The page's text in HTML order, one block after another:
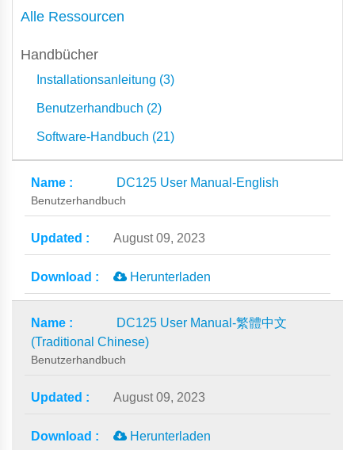
Alle Ressourcen
Handbücher
Installationsanleitung (3)
Benutzerhandbuch (2)
Software-Handbuch (21)
DC125 User Manual-English
Benutzerhandbuch
August 09, 2023
Herunterladen
DC125 User Manual-繁體中文
(Traditional Chinese)
Benutzerhandbuch
August 09, 2023
Herunterladen